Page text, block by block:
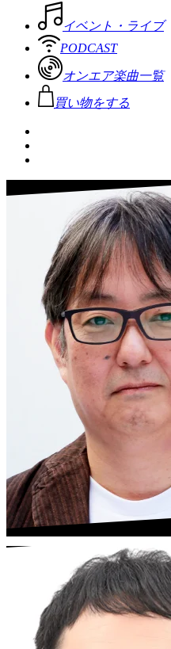
イベント・ライブ
PODCAST
オンエア楽曲一覧
買い物をする